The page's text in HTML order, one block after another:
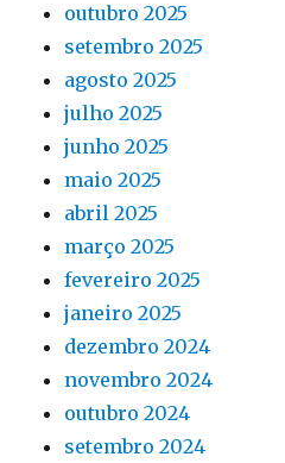
outubro 2025
setembro 2025
agosto 2025
julho 2025
junho 2025
maio 2025
abril 2025
março 2025
fevereiro 2025
janeiro 2025
dezembro 2024
novembro 2024
outubro 2024
setembro 2024